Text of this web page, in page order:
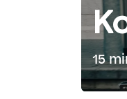
15